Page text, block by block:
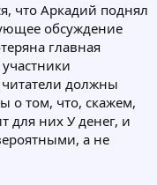
что Аркадий поднял
обсуждение
главная
должны
о том, что, скажем,
для них У денег, и
а не